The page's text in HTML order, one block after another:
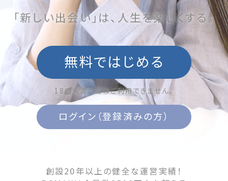
「新しい出会い」は、人生を楽しくする。
無料ではじめる
18歳未満の方はご利用できません。
ログイン（登録済みの方）
創設20年以上の健全な運営実績！